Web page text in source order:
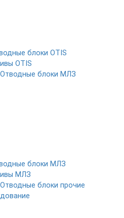
блоки OTIS
OTIS
блоки МЛЗ
блоки МЛЗ
МЛЗ
блоки прочие